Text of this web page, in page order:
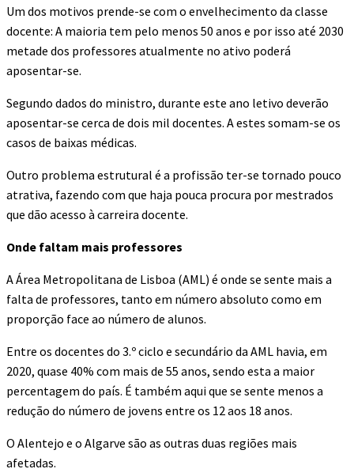
Um dos motivos prende-se com o envelhecimento da classe
docente: A maioria tem pelo menos 50 anos e por isso até 2030
metade dos professores atualmente no ativo poderá
aposentar-se.
Segundo dados do ministro, durante este ano letivo deverão
aposentar-se cerca de dois mil docentes. A estes somam-se os
casos de baixas médicas.
Outro problema estrutural é a profissão ter-se tornado pouco
atrativa, fazendo com que haja pouca procura por mestrados
que dão acesso à carreira docente.
Onde faltam mais professores
A Área Metropolitana de Lisboa (AML) é onde se sente mais a
falta de professores, tanto em número absoluto como em
proporção face ao número de alunos.
Entre os docentes do 3.º ciclo e secundário da AML havia, em
2020, quase 40% com mais de 55 anos, sendo esta a maior
percentagem do país. É também aqui que se sente menos a
redução do número de jovens entre os 12 aos 18 anos.
O Alentejo e o Algarve são as outras duas regiões mais
afetadas.